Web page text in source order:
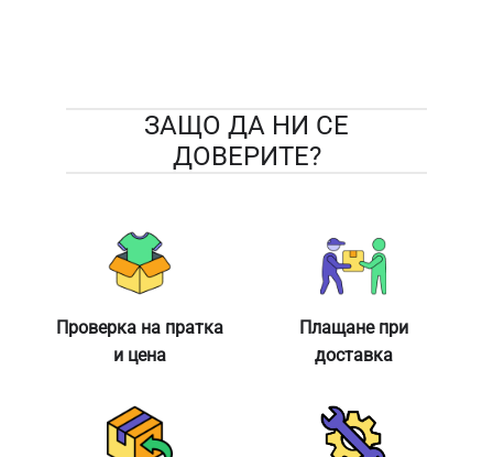
ЗАЩО ДА НИ СЕ
ДОВЕРИТЕ?
Проверка на пратка
и цена
Плащане при
доставка